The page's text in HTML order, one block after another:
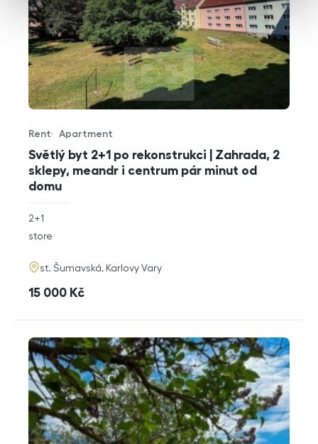
Světlý byt 2+1 po rekonstrukci | Zahrada, 2
sklepy, meandr i centrum pár minut od
domu
Offer type
Rent
Property type
Apartment
rozměry
2+1
funkce
store
adresa
st. Šumavská, Karlovy Vary
cena
15 000 Kč